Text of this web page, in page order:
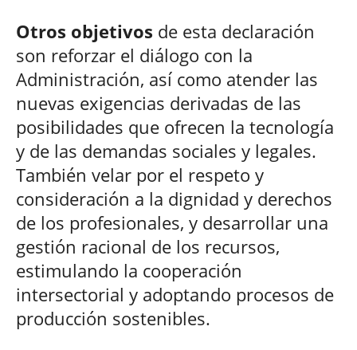
Otros objetivos de esta declaración
son reforzar el diálogo con la
Administración, así como atender las
nuevas exigencias derivadas de las
posibilidades que ofrecen la tecnología
y de las demandas sociales y legales.
También velar por el respeto y
consideración a la dignidad y derechos
de los profesionales, y desarrollar una
gestión racional de los recursos,
estimulando la cooperación
intersectorial y adoptando procesos de
producción sostenibles.